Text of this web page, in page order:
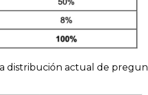
distribución actual de